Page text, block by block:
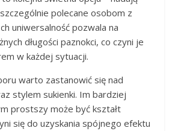
polecane osobom z
uniwersalność pozwala na
długości paznokci, co czyni je
w każdej sytuacji.
warto zastanowić się nad
stylem sukienki. Im bardziej
prostszy może być kształt
się do uzyskania spójnego efektu